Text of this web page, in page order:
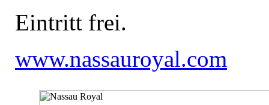
Eintritt frei.
www.nassauroyal.com